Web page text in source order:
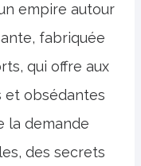
empire autour
fabriquée
qui offre aux
et obsédantes
la demande
des secrets